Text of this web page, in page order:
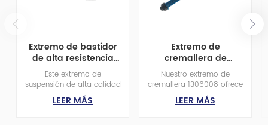
Extremo de bastidor
de alta resistencia
26100288 para
vehículos
Buick/Chevrolet/Isuzu/Oldsmobile/Saab/SUV
Este extremo de
suspensión de alta calidad
está diseñado para SUV
medianos GM de 2002 a
LEER MÁS
Extremo de
cremallera de
repuesto OEM
premium 1306008
para varillaje de
dirección de alta
Nuestro extremo de
cremallera 1306008 ofrece
calidad de fábrica para
vehículos Dodge y Jeep. Su
LEER MÁS